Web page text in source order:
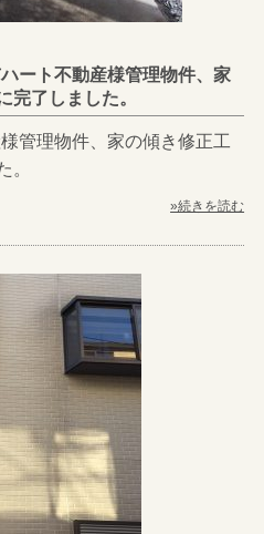
ート不動産様管理物件、家
完了しました。
管理物件、家の傾き修正工
。
»続きを読む